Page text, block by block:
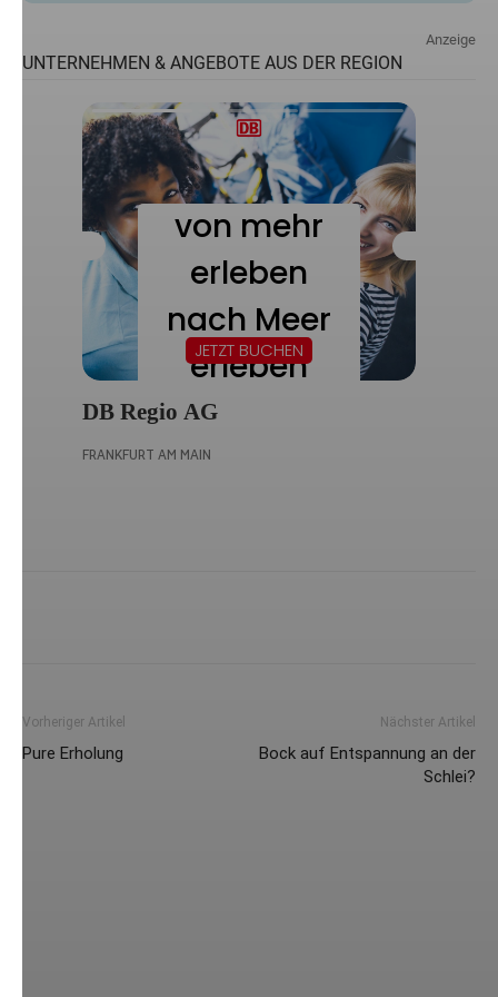
Vorheriger Artikel
Pure Erholung
Nächster Artikel
Bock auf Entspannung an der
Schlei?